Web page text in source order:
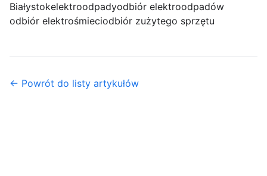
Białystokelektroodpadyodbiór elektroodpadów
odbiór elektrośmieciodbiór zużytego sprzętu
← Powrót do listy artykułów